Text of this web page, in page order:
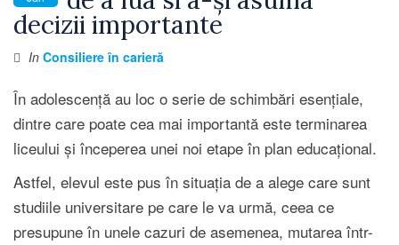
decizii importante
In Consiliere în carieră
În adolescență au loc o serie de schimbări esențiale,
dintre care poate cea mai importantă este terminarea
liceului și începerea unei noi etape în plan educațional.
Astfel, elevul este pus în situația de a alege care sunt
studiile universitare pe care le va urmă, ceea ce
presupune în unele cazuri de asemenea, mutarea într-